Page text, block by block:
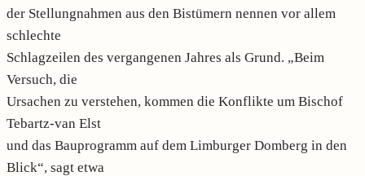
der Stellungnahmen aus den Bistümern nennen vor allem
schlechte
Schlagzeilen des vergangenen Jahres als Grund. „Beim
Versuch, die
Ursachen zu verstehen, kommen die Konflikte um Bischof
Tebartz-van Elst
und das Bauprogramm auf dem Limburger Domberg in den
Blick“, sagt etwa